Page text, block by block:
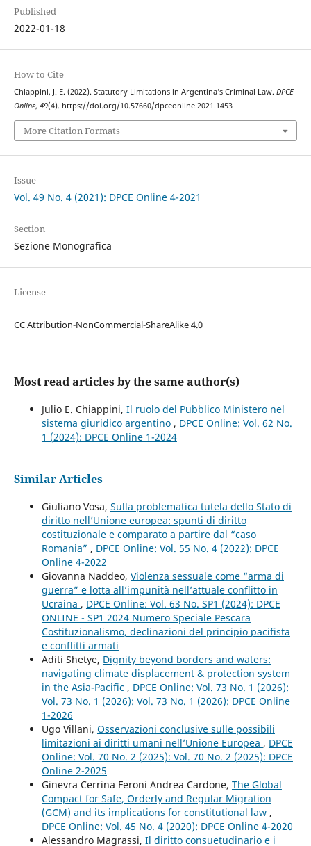
Published
2022-01-18
How to Cite
Chiappini, J. E. (2022). Statutory Limitations in Argentina’s Criminal Law. DPCE
Online, 49(4). https://doi.org/10.57660/dpceonline.2021.1453
More Citation Formats
Issue
Vol. 49 No. 4 (2021): DPCE Online 4-2021
Section
Sezione Monografica
License
CC Attribution-NonCommercial-ShareAlike 4.0
Most read articles by the same author(s)
Julio E. Chiappini, Il ruolo del Pubblico Ministero nel
sistema giuridico argentino , DPCE Online: Vol. 62 No.
1 (2024): DPCE Online 1-2024
Similar Articles
Giuliano Vosa, Sulla problematica tutela dello Stato di
diritto nell’Unione europea: spunti di diritto
costituzionale e comparato a partire dal “caso
Romania” , DPCE Online: Vol. 55 No. 4 (2022): DPCE
Online 4-2022
Giovanna Naddeo, Violenza sessuale come “arma di
guerra” e lotta all’impunità nell’attuale conflitto in
Ucraina , DPCE Online: Vol. 63 No. SP1 (2024): DPCE
ONLINE - SP1 2024 Numero Speciale Pescara
Costituzionalismo, declinazioni del principio pacifista
e conflitti armati
Aditi Shetye, Dignity beyond borders and waters:
navigating climate displacement & protection system
in the Asia-Pacific , DPCE Online: Vol. 73 No. 1 (2026):
Vol. 73 No. 1 (2026): Vol. 73 No. 1 (2026): DPCE Online
1-2026
Ugo Villani, Osservazioni conclusive sulle possibili
limitazioni ai diritti umani nell’Unione Europea , DPCE
Online: Vol. 70 No. 2 (2025): Vol. 70 No. 2 (2025): DPCE
Online 2-2025
Ginevra Cerrina Feroni Andrea Cardone, The Global
Compact for Safe, Orderly and Regular Migration
(GCM) and its implications for constitutional law ,
DPCE Online: Vol. 45 No. 4 (2020): DPCE Online 4-2020
Alessandro Magrassi, Il diritto consuetudinario e i